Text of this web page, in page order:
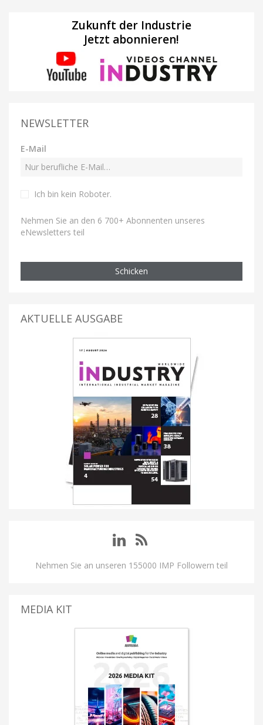
Zukunft der Industrie
Jetzt abonnieren!
NEWSLETTER
E-Mail
Ich bin kein Roboter.
Nehmen Sie an den 6 700+ Abonnenten unseres
eNewsletters teil
Schicken
AKTUELLE AUSGABE
Nehmen Sie an unseren 155000 IMP Followern teil
MEDIA KIT